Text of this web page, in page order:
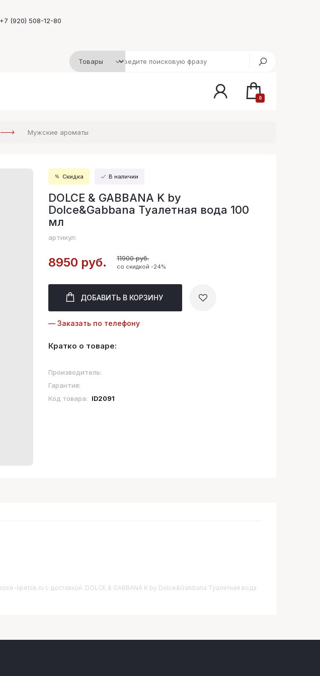
(920) 508-12-80
0
Мужские ароматы
Скидка В наличии
DOLCE & GABBANA K by
Dolce&Gabbana Туалетная вода 100
мл
артикул:
8950 руб. 11900 руб.
со скидкой -24%
ДОБАВИТЬ В КОРЗИНУ
— Заказать по телефону
Кратко о товаре:
Производитель:
Гарантия:
Код товара:
ID2091
lipetsk.ru с доставкой. DOLCE & GABBANA K by Dolce&Gabbana Туалетная вода